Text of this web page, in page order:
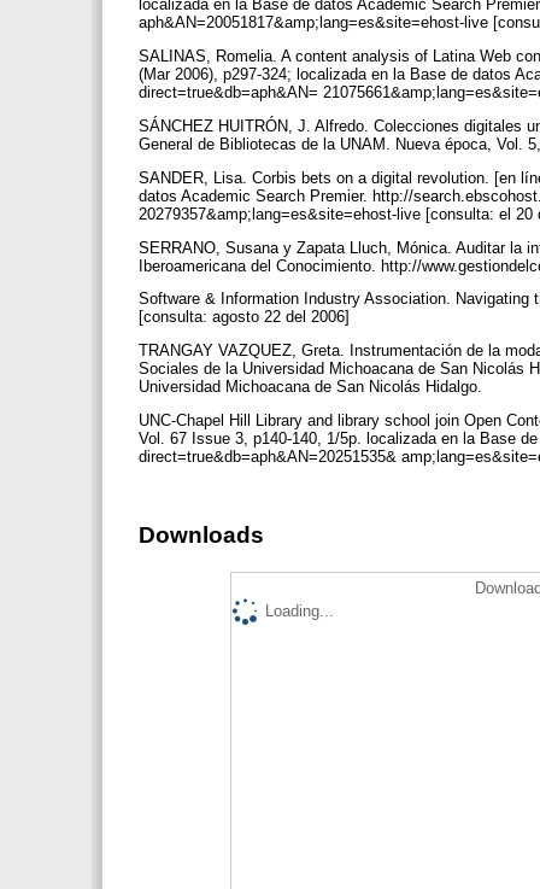
localizada en la Base de datos Academic Search
aph&AN=20051817&amp;lang=es&site=ehost-live
SALINAS, Romelia. A content analysis of Latina Web
(Mar 2006), p297-324; localizada en la Base de datos
direct=true&db=aph&AN=
SÁNCHEZ HUITRÓN, J. Alfredo. Colecciones digitales
General de Bibliotecas de la UNAM. Nueva época, Vol.
SANDER, Lisa. Corbis bets on a digital revolution. [en
datos Academic Search Premier. http://
20279357&amp;lang=es&site=ehost-live [consulta: el
SERRANO, Susana y Zapata Lluch, Mónica. Auditar la
Iberoamericana del Conocimiento. http://
Software & Information Industry Association.
[consulta: agosto 22 del 2006]
TRANGAY VAZQUEZ, Greta. Instrumentación de la
Sociales de la Universidad Michoacana de San Nicolás
Universidad Michoacana de San Nicolás Hidalgo.
UNC-Chapel Hill Library and library school join Open
Vol. 67 Issue 3, p140-140, 1/5p. localizada en la Base
direct=true&db=aph&AN=20251535&
Downloads
Loading...